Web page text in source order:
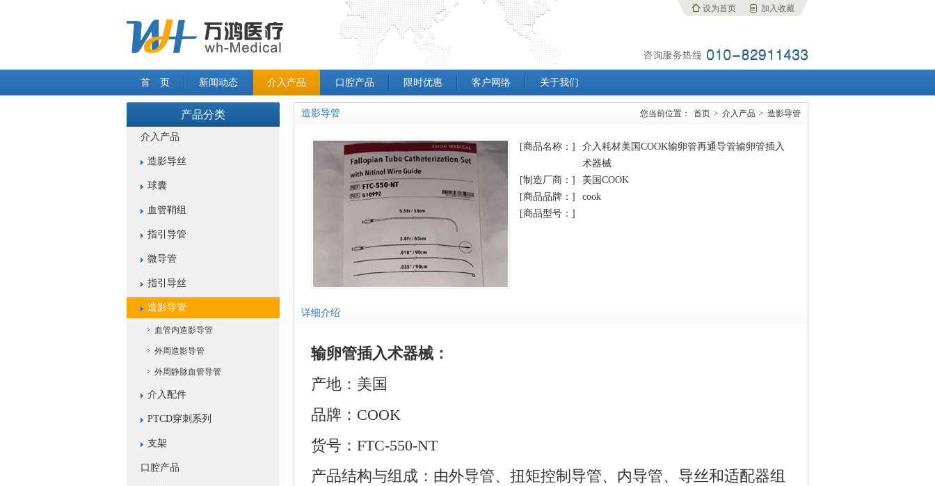
设为首页 加入收藏
首 页 新闻动态 介入产品 口腔产品 限时优惠 客户网络 关于我们
产品分类
介入产品
造影导丝
球囊
血管鞘组
指引导管
微导管
指引导丝
造影导管
血管内造影导管
外周造影导管
外周静脉血管导管
介入配件
PTCD穿刺系列
支架
口腔产品
您当前位置： 首页 > 介入产品 > 造影导管
造影导管
[商品名称：]
介入耗材美国COOK输卵管再通导管输卵管插入
术器械
[制造厂商：]
美国COOK
[商品品牌：]
cook
[商品型号：]
详细介绍
输卵管插入术器械：
产地：美国
品牌：COOK
货号：FTC-550-NT
产品结构与组成：由外导管、扭矩控制导管、内导管、导丝和适配器组